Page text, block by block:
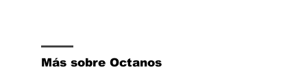
Más sobre Octanos